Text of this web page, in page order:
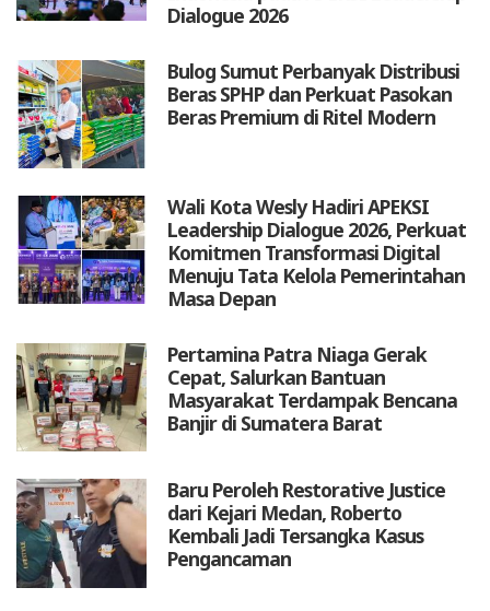
Dialogue 2026
Bulog Sumut Perbanyak Distribusi
Beras SPHP dan Perkuat Pasokan
Beras Premium di Ritel Modern
Wali Kota Wesly Hadiri APEKSI
Leadership Dialogue 2026, Perkuat
Komitmen Transformasi Digital
Menuju Tata Kelola Pemerintahan
Masa Depan
Pertamina Patra Niaga Gerak
Cepat, Salurkan Bantuan
Masyarakat Terdampak Bencana
Banjir di Sumatera Barat
Baru Peroleh Restorative Justice
dari Kejari Medan, Roberto
Kembali Jadi Tersangka Kasus
Pengancaman